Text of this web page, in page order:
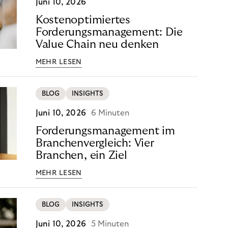
Juni 10, 2026
Kostenoptimiertes
Forderungsmanagement: Die
Value Chain neu denken
MEHR LESEN
BLOG INSIGHTS
Juni 10, 2026 6 Minuten
Forderungsmanagement im
Branchenvergleich: Vier
Branchen, ein Ziel
MEHR LESEN
BLOG INSIGHTS
Juni 10, 2026 5 Minuten